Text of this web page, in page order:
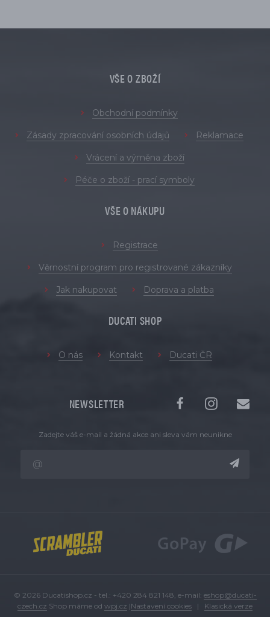
VŠE O ZBOŽÍ
Obchodní podmínky
Zásady zpracování osobních údajů Reklamace
Vrácení a výměna zboží
Péče o zboží - prací symboly
VŠE O NÁKUPU
Registrace
Věrnostní program pro registrované zákazníky
Jak nakupovat Doprava a platba
DUCATI SHOP
O nás Kontakt Ducati ČR
NEWSLETTER
Zadejte váš e-mail a žádná akce ani sleva vám neunikne
© 2026 Ducatishop.cz - tel.: +420 284 821 148, e-mail: eshop@ducati-
czech.cz Shop máme od wpj.cz |Nastavení cookies | Klasická verze